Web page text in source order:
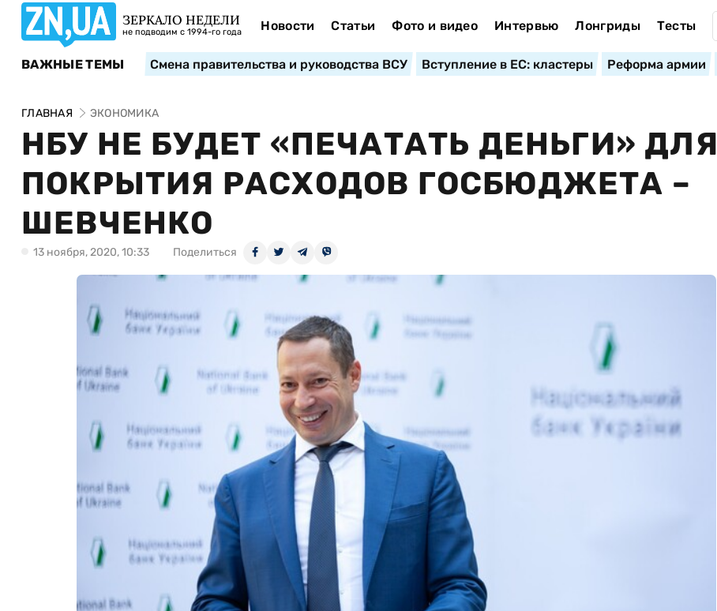
ЗЕРКАЛО НЕДЕЛИ
не подводим с 1994-го года Новости Статьи Фото и видео Интервью Лонгриды Тесты
ВАЖНЫЕ ТЕМЫ Смена правительства и руководства ВСУ Вступление в ЕС: кластеры Реформа армии
ГЛАВНАЯ ЭКОНОМИКА
НБУ НЕ БУДЕТ «ПЕЧАТАТЬ ДЕНЬГИ» ДЛЯ
ПОКРЫТИЯ РАСХОДОВ ГОСБЮДЖЕТА –
ШЕВЧЕНКО
13 ноября, 2020, 10:33 Поделиться